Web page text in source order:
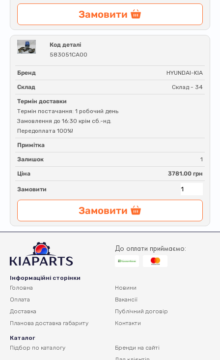
Замовити
Код деталі
583051CA00
Бренд HYUNDAI-KIA
Склад Склад - 34
Термін доставки
Термін постачання: 1 робочий день
Замовлення до 16:30 крім сб.-нд.
Передоплата 100%!
Примітка
Залишок 1
Ціна 3781.00 грн
Замовити
Замовити
До оплати приймаємо:
Інформаційні сторінки
Головна
Оплата
Доставка
Планова доставка габариту
Новини
Вакансії
Публічний договір
Контакти
Каталог
Підбор по каталогу
Бренди на сайті